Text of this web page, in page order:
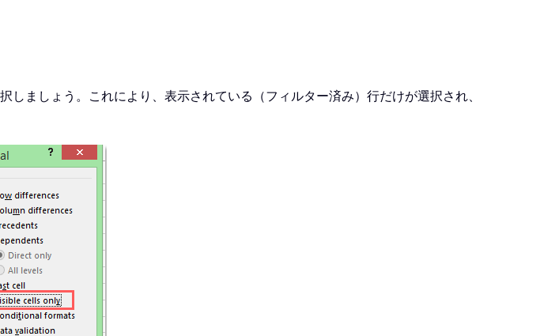
しましょう。これにより、表示されている（フィルター済み）行だけが選択され、